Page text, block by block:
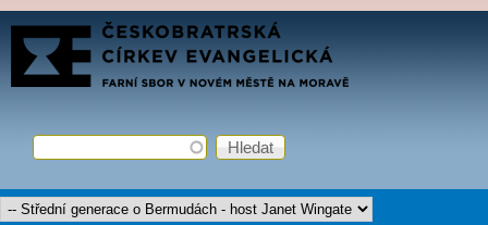
Přejít k hlavnímu obsahu
FARNÍ
SBOR
Vyhledávání
Hledat
Hlavní menu